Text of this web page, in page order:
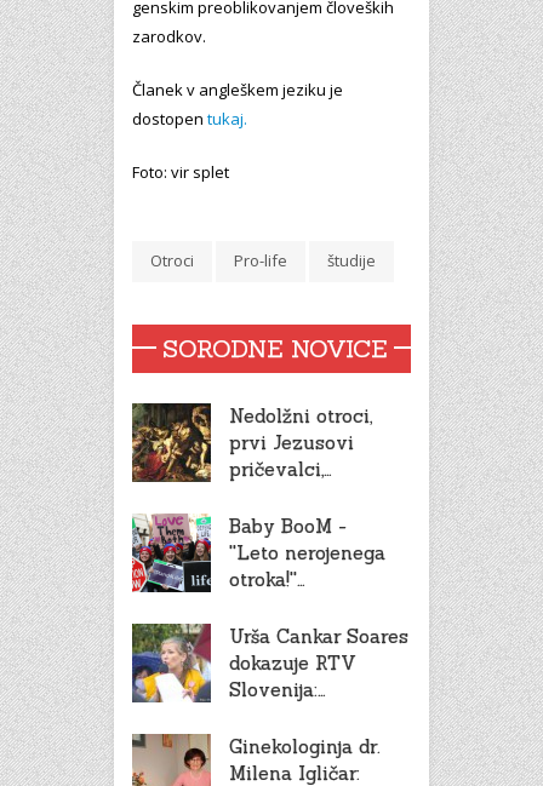
genskim preoblikovanjem človeških
zarodkov.
Članek v angleškem jeziku je
dostopen tukaj.
Foto: vir splet
Otroci Pro-life študije
SORODNE NOVICE
Nedolžni otroci,
prvi Jezusovi
pričevalci,…
Baby BooM -
''Leto nerojenega
otroka!''…
Urša Cankar Soares
dokazuje RTV
Slovenija:…
Ginekologinja dr.
Milena Igličar: